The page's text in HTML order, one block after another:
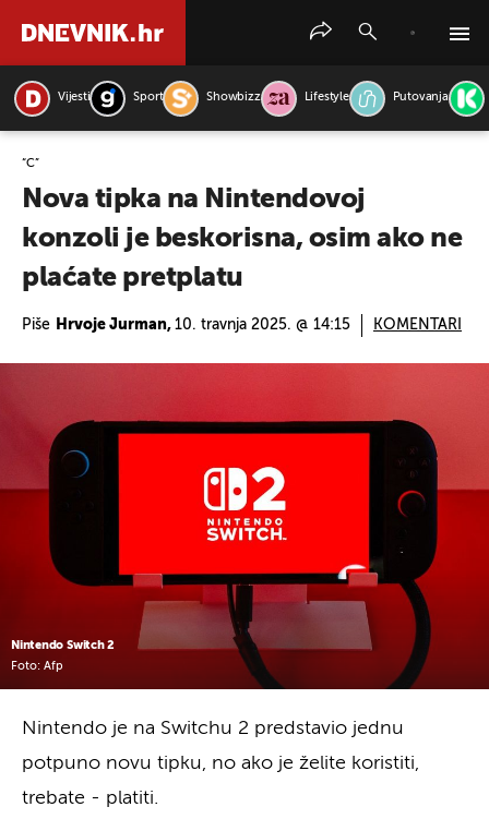
Vijesti Sport Showbizz Lifestyle Putovanja
“C”
Nova tipka na Nintendovoj
konzoli je beskorisna, osim ako ne
plaćate pretplatu
Piše Hrvoje Jurman, 10. travnja 2025. @ 14:15 KOMENTARI
Nintendo Switch 2
Foto: Afp
Nintendo je na Switchu 2 predstavio jednu
potpuno novu tipku, no ako je želite koristiti,
trebate - platiti.
PRETRAŽITE VIJESTI